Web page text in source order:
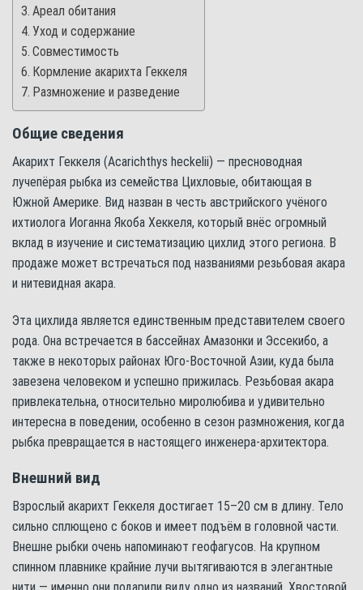
Ареал обитания
Уход и содержание
Совместимость
Кормление акарихта Геккеля
Размножение и разведение
Общие сведения
Акарихт Геккеля (Acarichthys heckelii) — пресноводная
лучепёрая рыбка из семейства Цихловые, обитающая в
Южной Америке. Вид назван в честь австрийского учёного
ихтиолога Иоганна Якоба Хеккеля, который внёс огромный
вклад в изучение и систематизацию цихлид этого региона. В
продаже может встречаться под названиями резьбовая акара
и нитевидная акара.
Эта цихлида является единственным представителем своего
рода. Она встречается в бассейнах Амазонки и Эссекибо, а
также в некоторых районах Юго-Восточной Азии, куда была
завезена человеком и успешно прижилась. Резьбовая акара
привлекательна, относительно миролюбива и удивительно
интересна в поведении, особенно в сезон размножения, когда
рыбка превращается в настоящего инженера-архитектора.
Внешний вид
Взрослый акарихт Геккеля достигает 15–20 см в длину. Тело
сильно сплющено с боков и имеет подъём в головной части.
Внешне рыбки очень напоминают геофагусов. На крупном
спинном плавнике крайние лучи вытягиваются в элегантные